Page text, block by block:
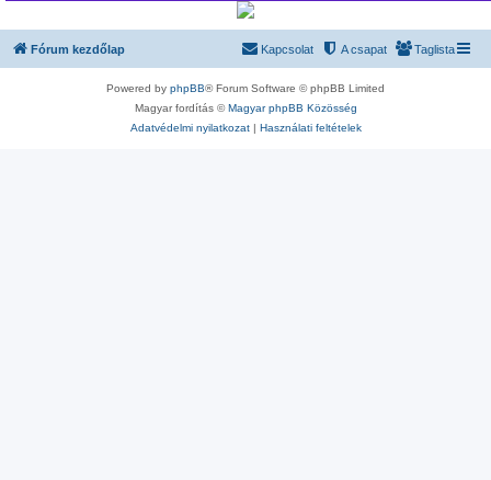
Fórum kezdőlap Taglista
A csapat
Kapcsolat
Powered by phpBB® Forum Software © phpBB Limited
Magyar fordítás ©Magyar phpBB Közösség
Adatvédelmi nyilatkozat| Használati feltételek